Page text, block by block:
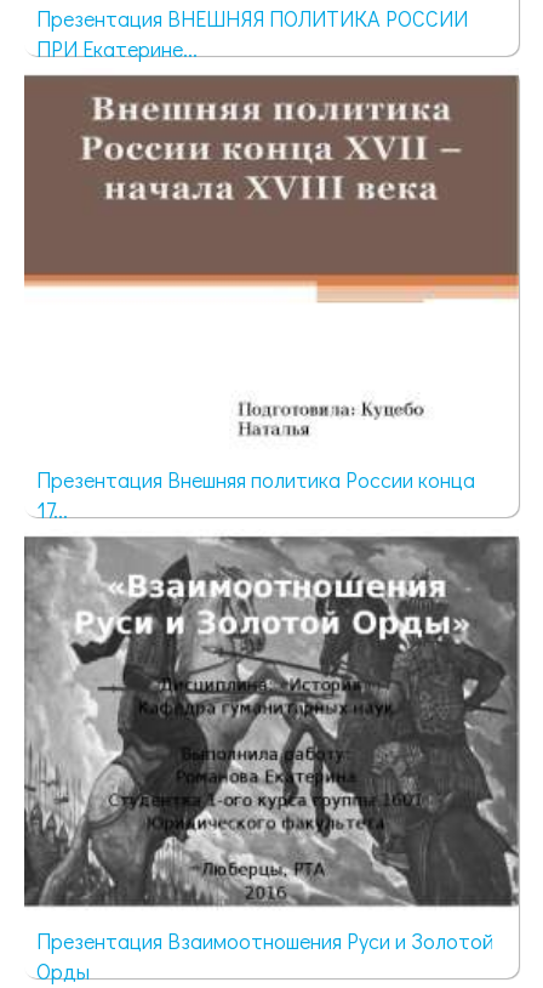
Презентация ВНЕШНЯЯ ПОЛИТИКА РОССИИ
ПРИ Екатерине...
Презентация Внешняя политика России конца
17...
1982 просмотра
Презентация Взаимоотношения Руси и Золотой
Орды